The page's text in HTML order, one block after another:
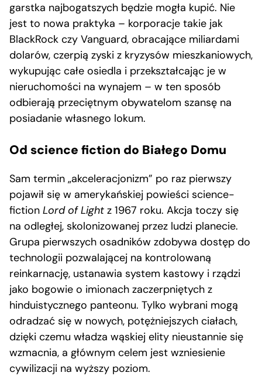
garstka najbogatszych będzie mogła kupić. Nie
jest to nowa praktyka – korporacje takie jak
BlackRock czy Vanguard, obracające miliardami
dolarów, czerpią zyski z kryzysów mieszkaniowych,
wykupując całe osiedla i przekształcając je w
nieruchomości na wynajem – w ten sposób
odbierają przeciętnym obywatelom szansę na
posiadanie własnego lokum.
Od science fiction do Białego Domu
Sam termin „akceleracjonizm” po raz pierwszy
pojawił się w amerykańskiej powieści science-
fiction Lord of Light z 1967 roku. Akcja toczy się
na odległej, skolonizowanej przez ludzi planecie.
Grupa pierwszych osadników zdobywa dostęp do
technologii pozwalającej na kontrolowaną
reinkarnację, ustanawia system kastowy i rządzi
jako bogowie o imionach zaczerpniętych z
hinduistycznego panteonu. Tylko wybrani mogą
odradzać się w nowych, potężniejszych ciałach,
dzięki czemu władza wąskiej elity nieustannie się
wzmacnia, a głównym celem jest wzniesienie
cywilizacji na wyższy poziom.